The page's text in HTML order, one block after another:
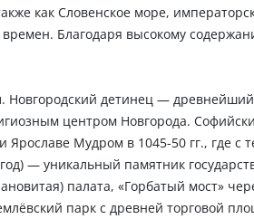
как Словенское море,
Благодаря высокому
. Новгородский детинец —
центром Новгорода.
Мудром в 1045-50 гг., где с
— уникальный памятник
палата, «Горбатый мост»
парк с древней торговой